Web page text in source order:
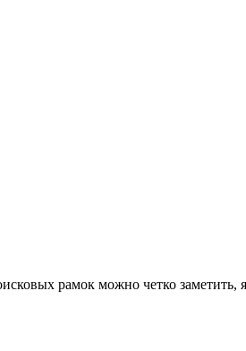
рамок можно четко заметить,